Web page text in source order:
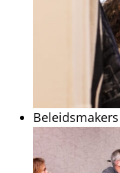
Beleidsmakers